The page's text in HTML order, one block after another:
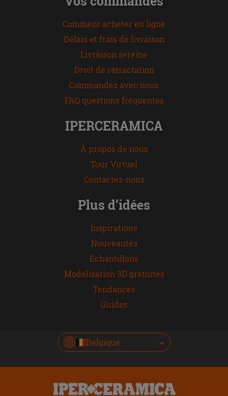
Comment acheter en ligne
Délais et frais de livraison
Livraison sereine
Droit de rétractation
Commandez avec nous
FAQ questions fréquentes
IPERCERAMICA
À propos de nous
Tour Virtuel
Contactez-nous
Plus d’idées
Inspirations
Nouveautés
Échantillons
Modélisation 3D gratuites
Tendances
Guides
Belgique